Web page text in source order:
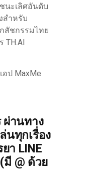
นะเลิศอันดับ
สำหรับ
สัชกรรมไทย
TH.AI
ป MaxMe
ผ่านทาง
นทุกเรื่อง
า LINE
มี @ ด้วย